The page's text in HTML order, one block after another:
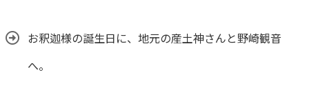
お釈迦様の誕生日に、地元の産土神さんと野崎観音
へ。